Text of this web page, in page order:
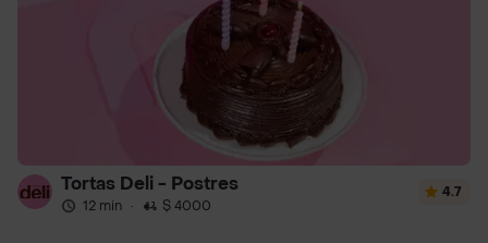
Tortas Deli - Postres
12 min · $ 4000
4.7